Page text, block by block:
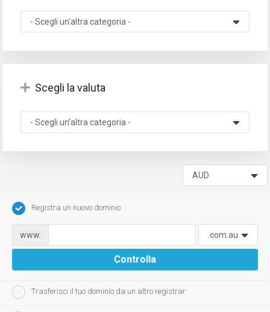
Scegli la valuta
Registra un nuovo dominio
www.
Controlla
Trasferisci il tuo dominio da un altro registrar